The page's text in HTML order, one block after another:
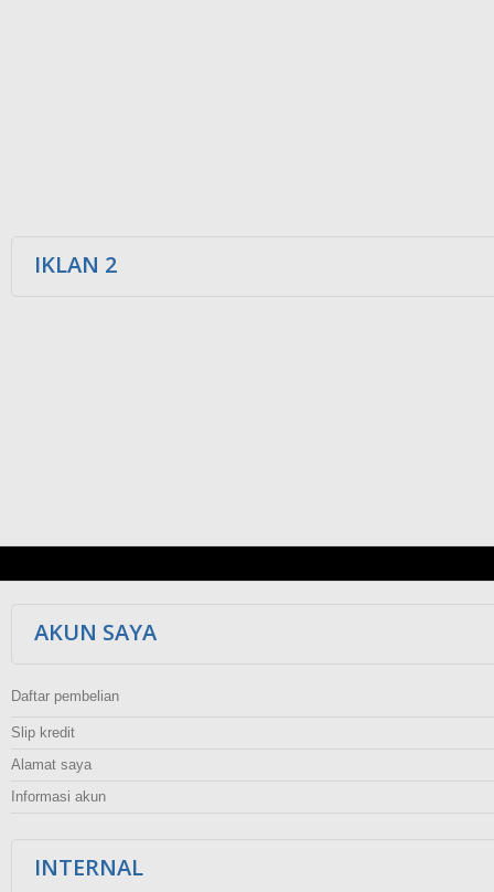
IKLAN 2
AKUN SAYA
Daftar pembelian
Slip kredit
Alamat saya
Informasi akun
INTERNAL